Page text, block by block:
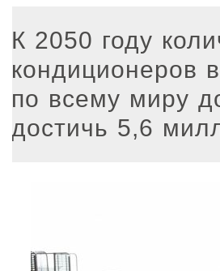
К 2050 году
кондиционеров
по всему миру
достичь 5,6